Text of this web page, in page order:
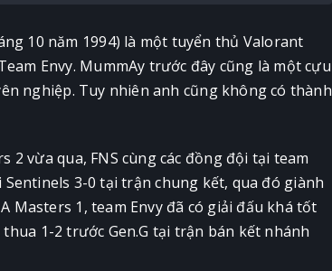
10 năm 1994) là một tuyển thủ Valorant
Envy. MummAy trước đây cũng là một cựu
nghiệp. Tuy nhiên anh cũng không có thành
2 vừa qua, FNS cùng các đồng đội tại team
3-0 tại trận chung kết, qua đó giành
Masters 1, team Envy đã có giải đấu khá tốt
1-2 trước Gen.G tại trận bán kết nhánh